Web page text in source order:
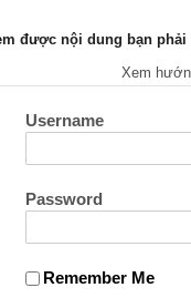
được nội dung bạn
Xem
Username
Password
Remember Me